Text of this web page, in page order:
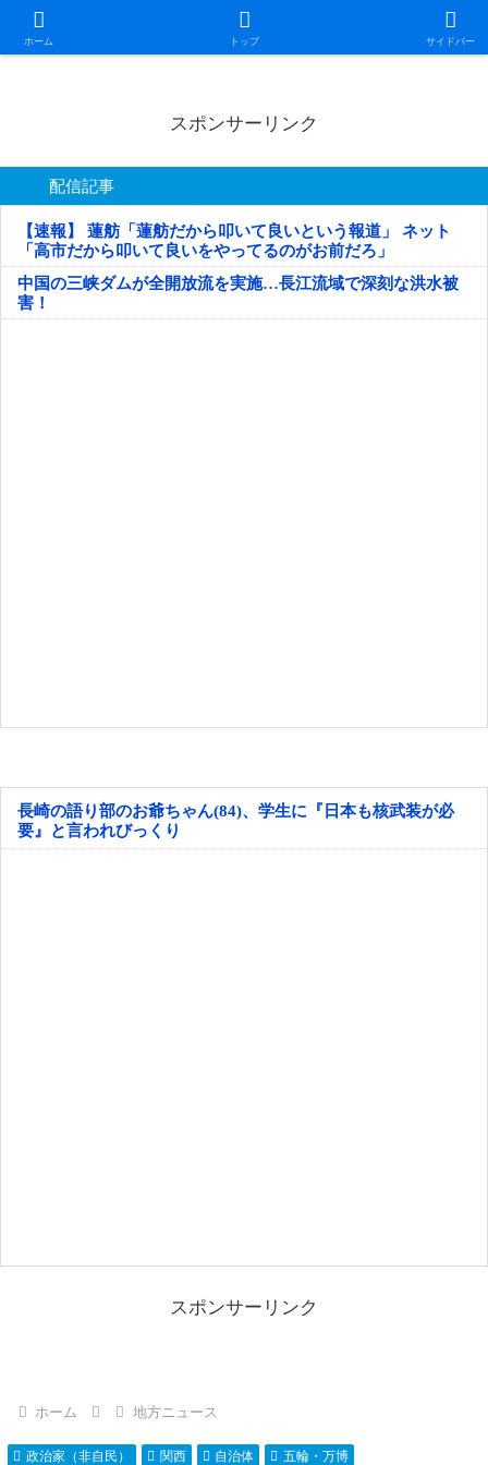
ホーム トップ サイドバー
日本第一！ニュース録
スポンサーリンク
配信記事
【速報】 蓮舫「蓮舫だから叩いて良いという報道」 ネット
「高市だから叩いて良いをやってるのがお前だろ」
中国の三峡ダムが全開放流を実施…長江流域で深刻な洪水被
害！
長崎の語り部のお爺ちゃん(84)、学生に『日本も核武装が必
要』と言われびっくり
スポンサーリンク
ホーム 地方ニュース
政治家（非自民） 関西 自治体 五輪・万博